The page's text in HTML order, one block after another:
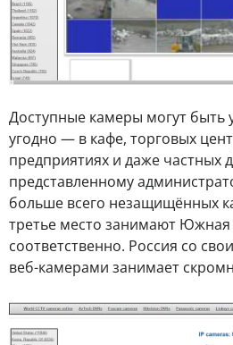
Доступные камеры могут быть
угодно — в кафе, торговых
предприятиях и даже частных
представленному
больше всего незащищённых
третье место занимают Южная
соответственно. Россия со
веб-камерами занимает